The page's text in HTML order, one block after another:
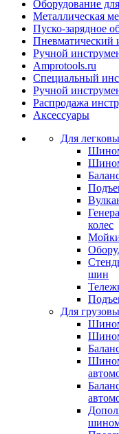
Оборудование
Металлическая
Пуско-зарядное
Пневматический
Ручной
Amprotools.ru
Специальный
Ручной
Распродажа
Аксессуары
Для
колес
шин
Для